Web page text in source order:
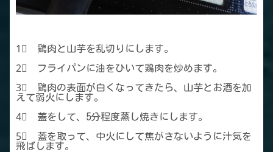
1⃣ 鶏肉と山芋を乱切りにします。
2⃣ フライパンに油をひいて鶏肉を炒めます。
3⃣ 鶏肉の表面が白くなってきたら、山芋とお酒を加
えて弱火にします。
4⃣ 蓋をして、5分程度蒸し焼きにします。
5⃣ 蓋を取って、中火にして焦がさないように汁気を
飛ばします。